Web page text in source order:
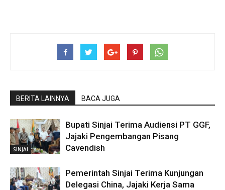
BERITA LAINNYA BACA JUGA
SINJAI
Bupati Sinjai Terima Audiensi PT GGF,
Jajaki Pengembangan Pisang
Cavendish
Pemerintah Sinjai Terima Kunjungan
Delegasi China, Jajaki Kerja Sama